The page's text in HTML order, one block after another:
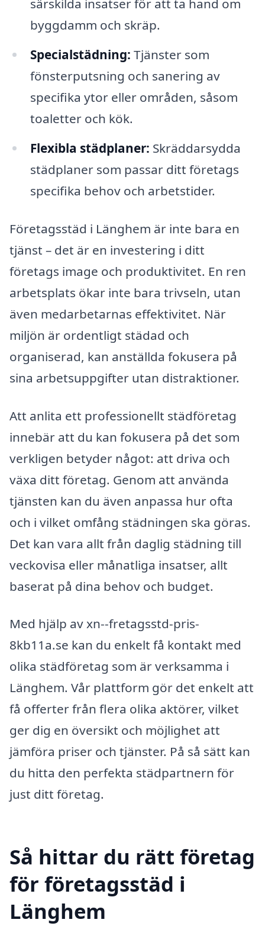
särskilda insatser för att ta hand om
byggdamm och skräp.
Specialstädning: Tjänster som
fönsterputsning och sanering av
specifika ytor eller områden, såsom
toaletter och kök.
Flexibla städplaner: Skräddarsydda
städplaner som passar ditt företags
specifika behov och arbetstider.
Företagsstäd i Länghem är inte bara en
tjänst – det är en investering i ditt
företags image och produktivitet. En ren
arbetsplats ökar inte bara trivseln, utan
även medarbetarnas effektivitet. När
miljön är ordentligt städad och
organiserad, kan anställda fokusera på
sina arbetsuppgifter utan distraktioner.
Att anlita ett professionellt städföretag
innebär att du kan fokusera på det som
verkligen betyder något: att driva och
växa ditt företag. Genom att använda
tjänsten kan du även anpassa hur ofta
och i vilket omfång städningen ska göras.
Det kan vara allt från daglig städning till
veckovisa eller månatliga insatser, allt
baserat på dina behov och budget.
Med hjälp av xn--fretagsstd-pris-
8kb11a.se kan du enkelt få kontakt med
olika städföretag som är verksamma i
Länghem. Vår plattform gör det enkelt att
få offerter från flera olika aktörer, vilket
ger dig en översikt och möjlighet att
jämföra priser och tjänster. På så sätt kan
du hitta den perfekta städpartnern för
just ditt företag.
Så hittar du rätt företag
för företagsstäd i
Länghem